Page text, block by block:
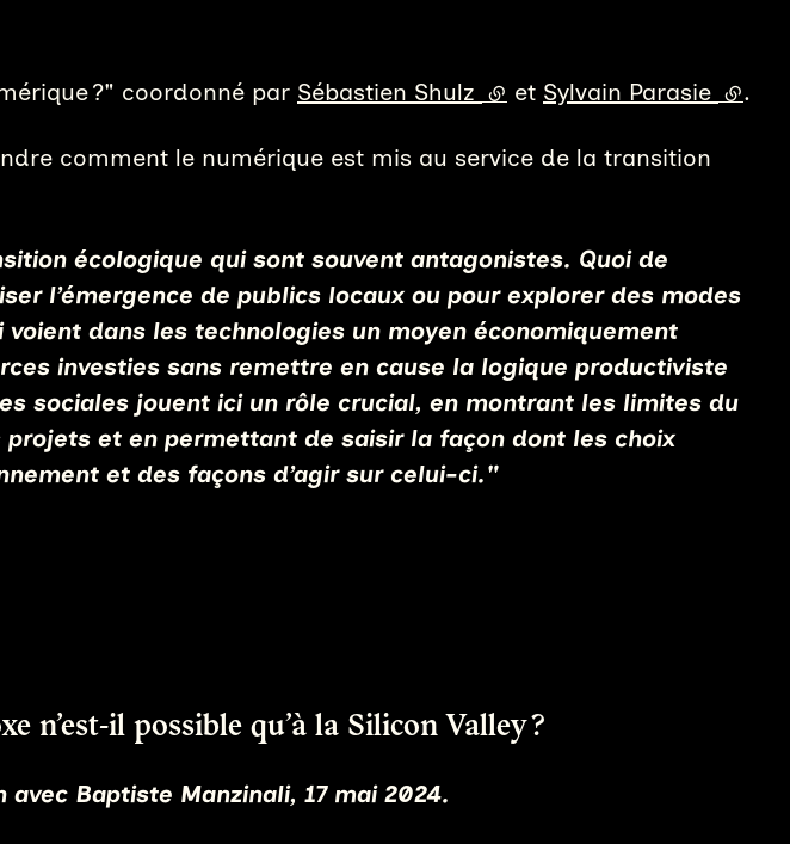
?" coordonné par Sébastien Shulz (lien externe)
et Sylvain Parasie (lien
.
comment le numérique est mis au service de la transition
écologique qui sont souvent antagonistes. Quoi de
l’émergence de publics locaux ou pour explorer des modes
dans les technologies un moyen économiquement
investies sans remettre en cause la logique productiviste
sociales jouent ici un rôle crucial, en montrant les limites du
et en permettant de saisir la façon dont les choix
et des façons d’agir sur celui-ci."
n’est-il possible qu’à la Silicon Valley ?
Baptiste Manzinali, 17 mai 2024.